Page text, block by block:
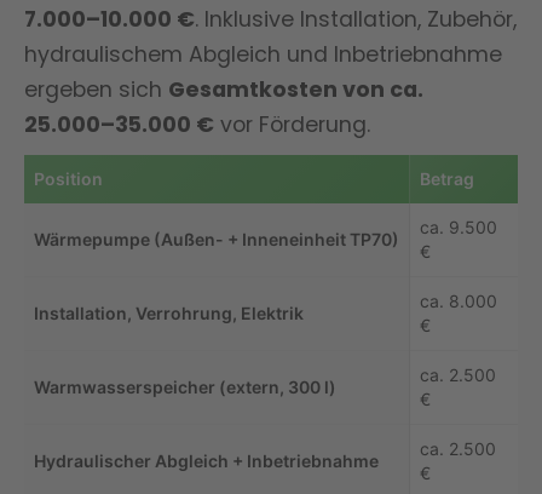
7.000–10.000 €. Inklusive Installation, Zubehör,
hydraulischem Abgleich und Inbetriebnahme
ergeben sich Gesamtkosten von ca.
25.000–35.000 € vor Förderung.
Position Betrag
Wärmepumpe (Außen- + Inneneinheit TP70)
ca. 9.500
€
Installation, Verrohrung, Elektrik
ca. 8.000
€
Warmwasserspeicher (extern, 300 l)
ca. 2.500
€
Hydraulischer Abgleich + Inbetriebnahme
ca. 2.500
€